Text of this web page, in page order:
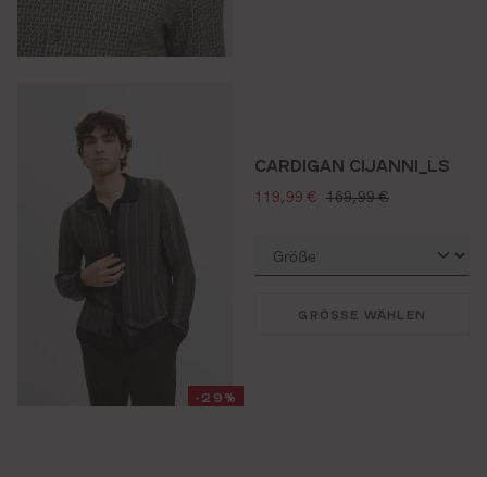
-29%
CARDIGAN CIJANNI_LS
verkaufspreis:
119,99 € regulärer preis:
169,99 €
GRÖSSE WÄHLEN